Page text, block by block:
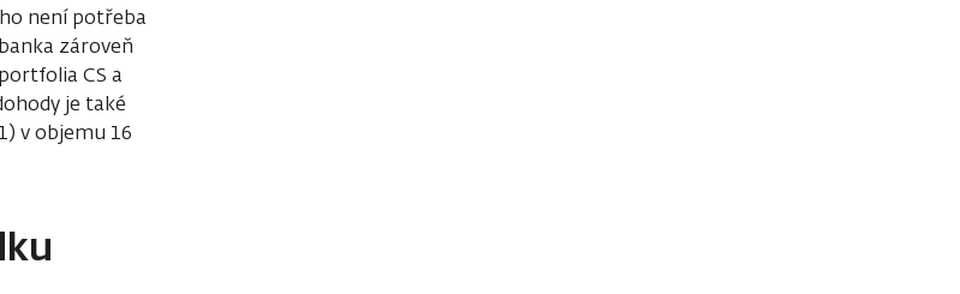
není potřeba
zároveň
CS a
je také
v objemu 16